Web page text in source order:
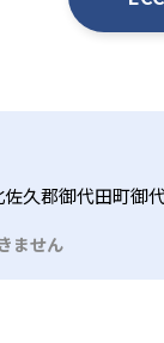
久郡御代田町御
ません